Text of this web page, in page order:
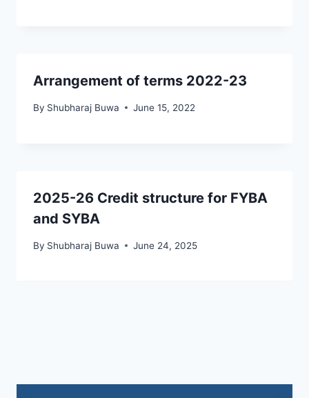
Arrangement of terms 2022-23
By Shubharaj Buwa June 15, 2022
2025-26 Credit structure for FYBA
and SYBA
By Shubharaj Buwa June 24, 2025